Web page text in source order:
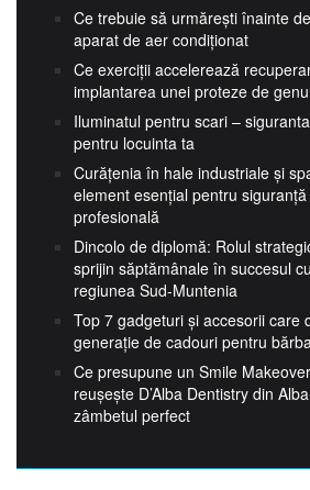
Ce trebuie să urmărești înainte
aparat de aer condiționat
Ce exerciții accelerează
implantarea unei proteze de
Iluminatul pentru scari –
pentru locuinta ta
Curățenia în hale industriale și
element esențial pentru
profesională
Dincolo de diplomă: Rolul
sprijin săptămânale în succesul
regiunea Sud-Muntenia
Top 7 gadgeturi și accesorii care
generație de cadouri pentru
Ce presupune un Smile
reușește D’Alba Dentistry din
zâmbetul perfect